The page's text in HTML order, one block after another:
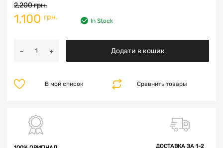
2,200грн.
1,100 грн. In Stock
Додати в кошик
Сравнить товары
В мой список
ДОСТАВКА ЗА 1-2